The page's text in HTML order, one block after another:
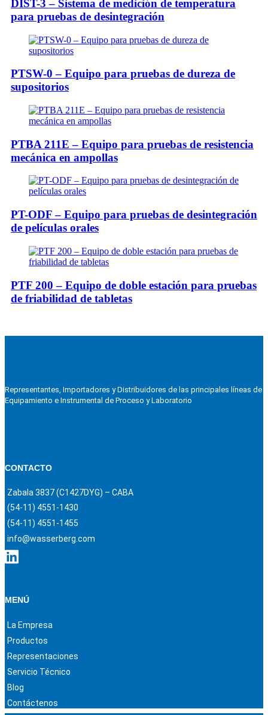
DIST-3 – Sistema de medición de temperatura
para pruebas de desintegración
PTSW-0 – Equipo para pruebas de dureza de
supositorios
PTBA 211E – Equipo para pruebas de resistencia
mecánica en ampollas
PT-ODF – Equipo para pruebas de desintegración
de películas orales
PTF 200 – Equipo de doble estación para pruebas
de friabilidad de tabletas
Representantes, Importadores y Distribuidores de las principales líneas de
Equipamiento e Instrumental de Proceso y Laboratorio
CONTACTO
Zabala 3837 (C1427DYG) – CABA
(54-11) 4551-1430
(54-11) 4551-1455
info@wasserberg.com
MENÚ
La Empresa
Productos
Representaciones
Servicio Técnico
Blog
Contáctenos